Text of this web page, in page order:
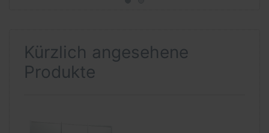
Kürzlich angesehene
Produkte